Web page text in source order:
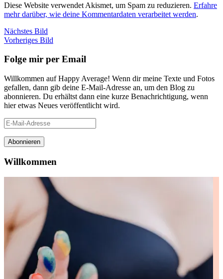
Diese Website verwendet Akismet, um Spam zu reduzieren. Erfahre
mehr darüber, wie deine Kommentardaten verarbeitet werden.
Nächstes Bild
Vorheriges Bild
Folge mir per Email
Willkommen auf Happy Average! Wenn dir meine Texte und Fotos
gefallen, dann gib deine E-Mail-Adresse an, um den Blog zu
abonnieren. Du erhältst dann eine kurze Benachrichtigung, wenn
hier etwas Neues veröffentlicht wird.
E-
Mail-
Adresse
Abonnieren
Willkommen